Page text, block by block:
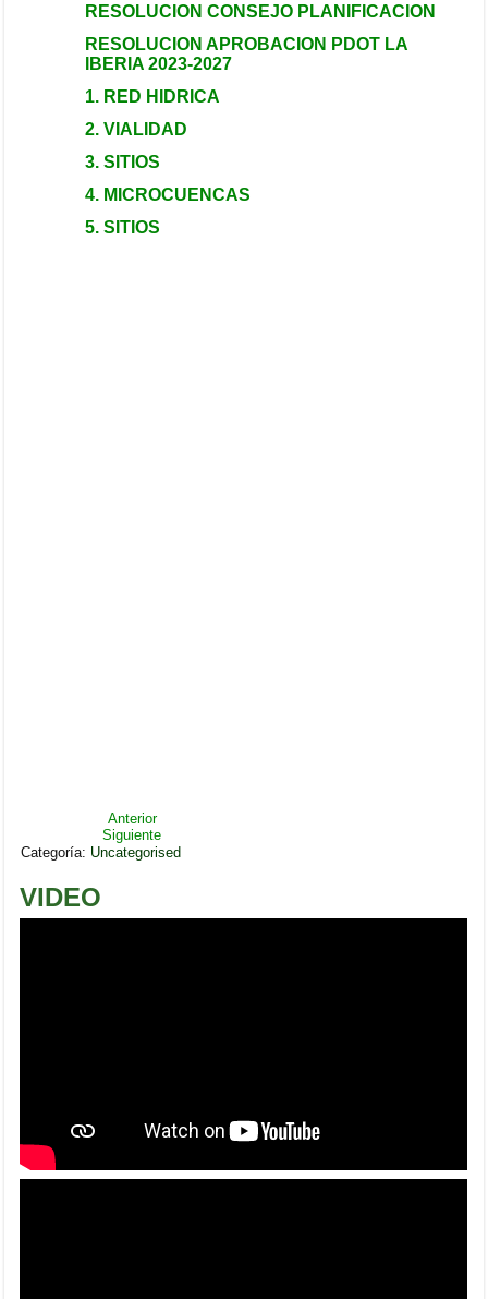
RESOLUCION CONSEJO PLANIFICACION
RESOLUCION APROBACION PDOT LA
IBERIA 2023-2027
1. RED HIDRICA
2. VIALIDAD
3. SITIOS
4. MICROCUENCAS
5. SITIOS
Anterior
Siguiente
Categoría: Uncategorised
VIDEO